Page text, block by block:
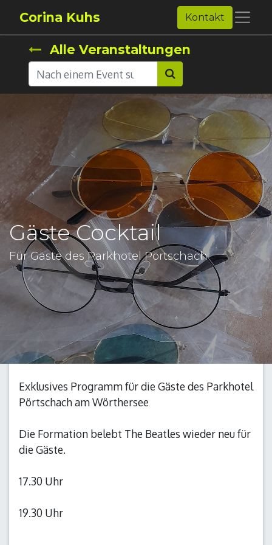
Corina Kuhs Kontakt
Alle Veranstaltungen
Gäste Cocktail
Für Gäste des Parkhotel Pörtschach
Exklusives Programm für die Gäste des Parkhotel
Pörtschach am Wörthersee
Die Formation belebt The Beatles wieder neu für
die Gäste.
17.30 Uhr
19.30 Uhr